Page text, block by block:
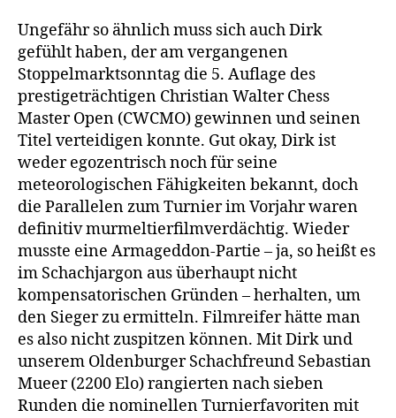
Ungefähr so ähnlich muss sich auch Dirk
gefühlt haben, der am vergangenen
Stoppelmarktsonntag die 5. Auflage des
prestigeträchtigen Christian Walter Chess
Master Open (CWCMO) gewinnen und seinen
Titel verteidigen konnte. Gut okay, Dirk ist
weder egozentrisch noch für seine
meteorologischen Fähigkeiten bekannt, doch
die Parallelen zum Turnier im Vorjahr waren
definitiv murmeltierfilmverdächtig. Wieder
musste eine Armageddon-Partie – ja, so heißt es
im Schachjargon aus überhaupt nicht
kompensatorischen Gründen – herhalten, um
den Sieger zu ermitteln. Filmreifer hätte man
es also nicht zuspitzen können. Mit Dirk und
unserem Oldenburger Schachfreund Sebastian
Mueer (2200 Elo) rangierten nach sieben
Runden die nominellen Turnierfavoriten mit